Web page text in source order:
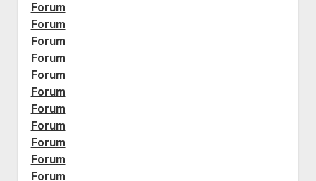
Forum
Forum
Forum
Forum
Forum
Forum
Forum
Forum
Forum
Forum
Forum